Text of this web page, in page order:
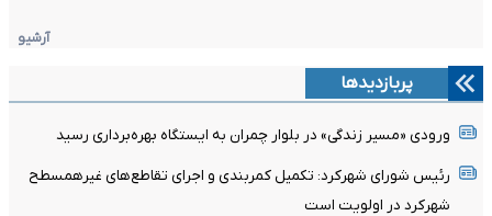
آرشیو
پربازدیدها
ورودی «مسیر زندگی» در بلوار چمران به ایستگاه بهره‌برداری رسید
رئیس شورای شهرکرد: تکمیل کمربندی و اجرای تقاطع‌های غیرهمسطح
شهرکرد در اولویت است